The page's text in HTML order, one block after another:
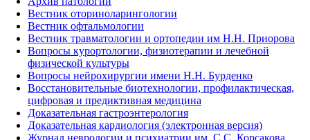
Вестник оториноларингологии
Вестник офтальмологии
Вестник травматологии и ортопедии им Н.Н. Приорова
Вопросы курортологии, физиотерапии и лечебной
физической культуры
Вопросы нейрохирургии имени Н.Н. Бурденко
Восстановительные биотехнологии, профилактическая,
цифровая и предиктивная медицина
Доказательная гастроэнтерология
Доказательная кардиология (электронная версия)
Журнал неврологии и психиатрии им. С.С. Корсакова